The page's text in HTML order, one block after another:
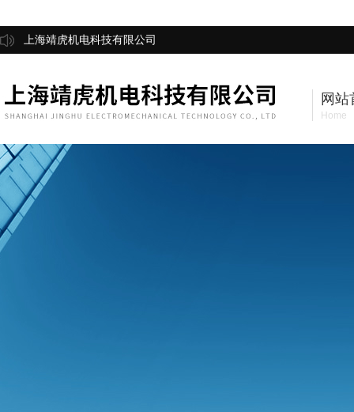
上海靖虎机电科技有限公司
网站
Home